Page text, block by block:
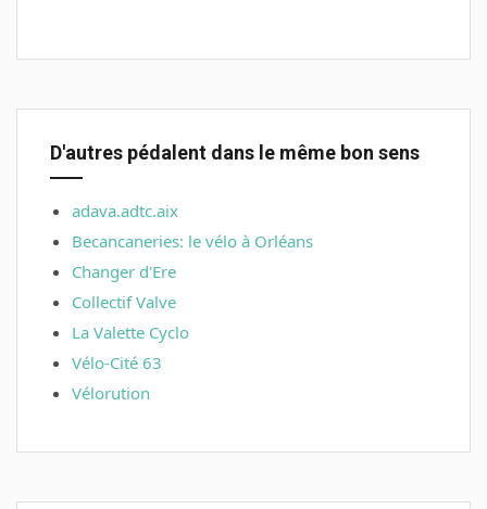
D'autres pédalent dans le même bon sens
adava.adtc.aix
Becancaneries: le vélo à Orléans
Changer d'Ere
Collectif Valve
La Valette Cyclo
Vélo-Cité 63
Vélorution